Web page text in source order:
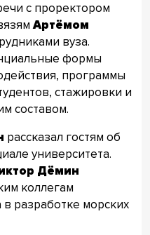
с проректором
Артёмом
вуза.
формы
программы
стажировки и
составом.
рассказал гостям об
университета.
Дёмин
коллегам
разработке морских